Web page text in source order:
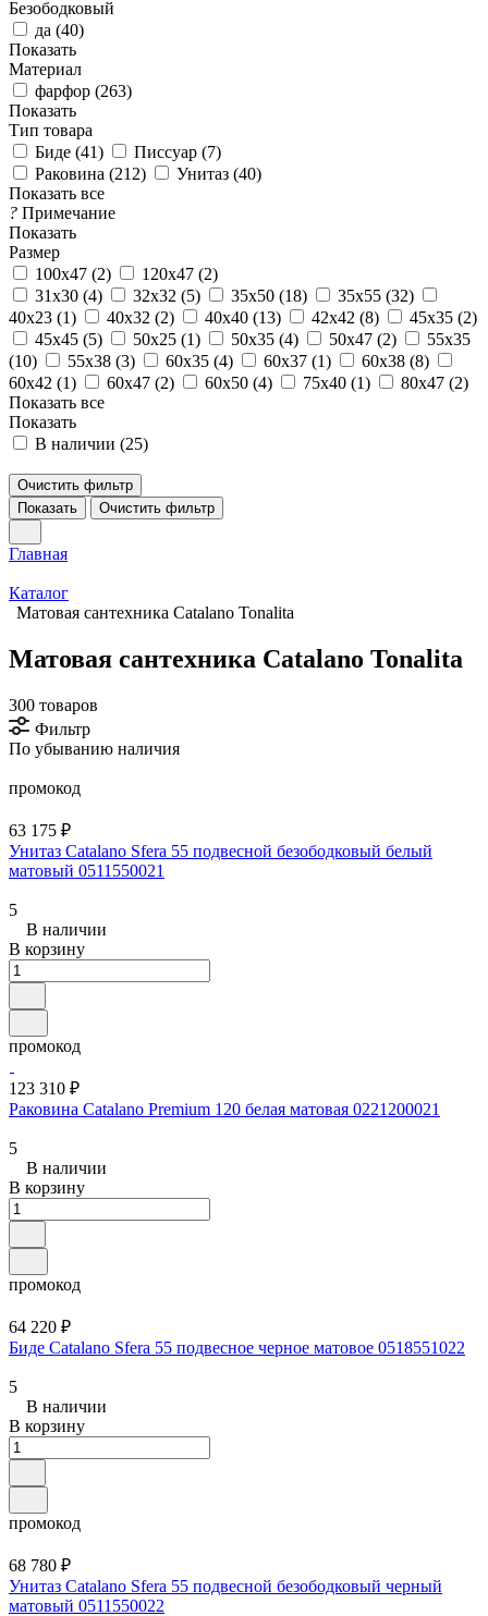
Безободковый
да (40)
Показать
Материал
фарфор (263)
Показать
Тип товара
Биде (41) Писсуар (7)
Раковина (212) Унитаз (40)
Показать все
? Примечание
Показать
Размер
100x47 (2) 120x47 (2)
31x30 (4) 32x32 (5) 35x50 (18) 35x55 (32)
40x23 (1) 40x32 (2) 40x40 (13) 42x42 (8) 45x35 (2)
45x45 (5) 50x25 (1) 50x35 (4) 50x47 (2)
55x35
(10) 55x38 (3) 60x35 (4) 60x37 (1) 60x38 (8)
60x42 (1) 60x47 (2) 60x50 (4) 75x40 (1) 80x47 (2)
Показать все
Показать
В наличии (25)
Очистить фильтр
Показать
Очистить фильтр
Главная
Каталог
Матовая сантехника Catalano Tonalita
Матовая сантехника Catalano Tonalita
300 товаров
Фильтр
По убыванию наличия
промокод
63 175 ₽
Унитаз Catalano Sfera 55 подвесной безободковый белый
матовый 0511550021
5
В наличии
В корзину
промокод
123 310 ₽
Раковина Catalano Premium 120 белая матовая 0221200021
5
В наличии
В корзину
промокод
64 220 ₽
Биде Catalano Sfera 55 подвесное черное матовое 0518551022
5
В наличии
В корзину
промокод
68 780 ₽
Унитаз Catalano Sfera 55 подвесной безободковый черный
матовый 0511550022